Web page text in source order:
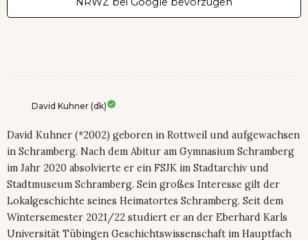
David Kuhner (dk)
David Kuhner (*2002) geboren in Rottweil und aufgewachsen
in Schramberg. Nach dem Abitur am Gymnasium Schramberg
im Jahr 2020 absolvierte er ein FSJK im Stadtarchiv und
Stadtmuseum Schramberg. Sein großes Interesse gilt der
Lokalgeschichte seines Heimatortes Schramberg. Seit dem
Wintersemester 2021/22 studiert er an der Eberhard Karls
Universität Tübingen Geschichtswissenschaft im Hauptfach